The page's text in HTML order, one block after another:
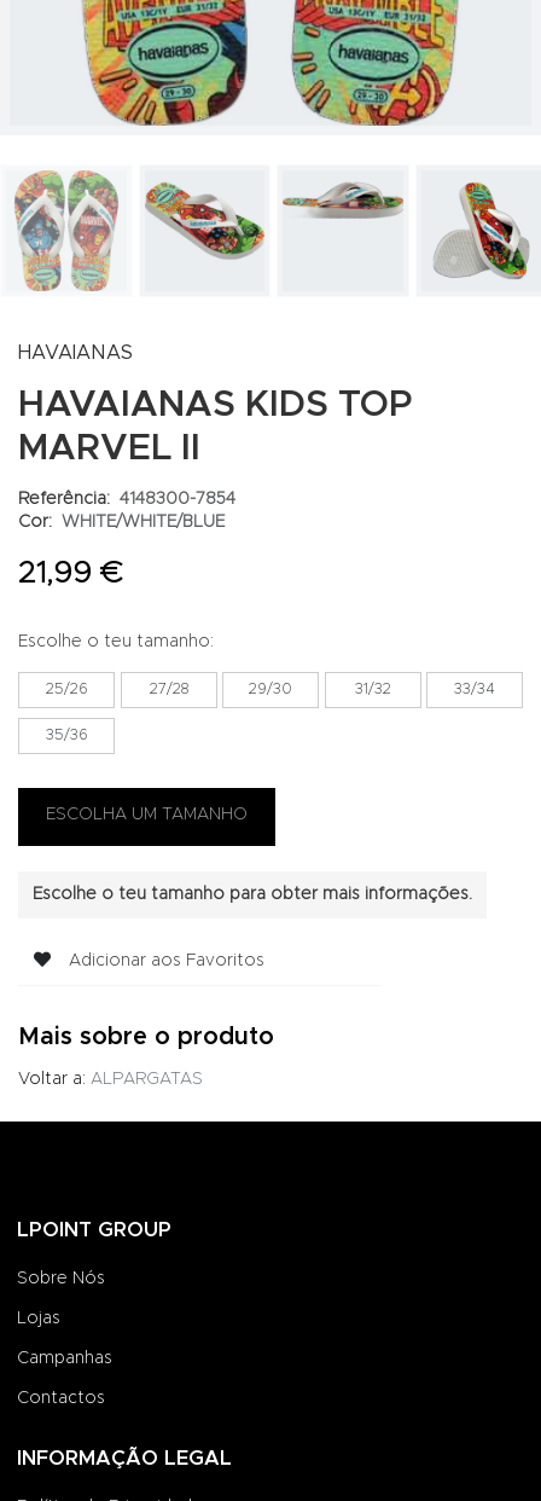
HAVAIANAS
HAVAIANAS KIDS TOP
MARVEL II
Referência: 4148300-7854
Cor: WHITE/WHITE/BLUE
21,99 €
Escolhe o teu tamanho:
25/26 27/28 29/30 31/32 33/34
35/36
Escolhe o teu tamanho para obter mais informações.
Adicionar aos Favoritos
Mais sobre o produto
Voltar a: ALPARGATAS
LPOINT GROUP
Sobre Nós
Lojas
Campanhas
Contactos
INFORMAÇÃO LEGAL